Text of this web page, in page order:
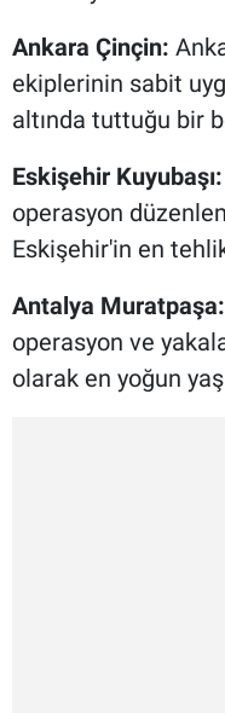
Ankara Çinçin:
ekiplerinin sabit
altında tuttuğu bir
Eskişehir Kuyubaşı:
operasyon
Eskişehir'in en
Antalya Muratpaşa:
operasyon ve
olarak en yoğun